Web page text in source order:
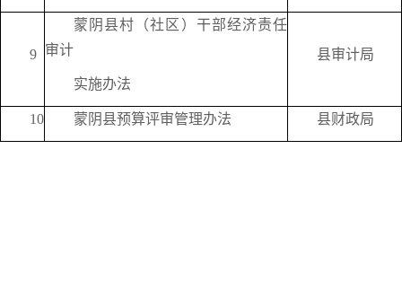
9
蒙阴县村（社区）干部经济责任
审计
实施办法
县审计局
10 蒙阴县预算评审管理办法 县财政局